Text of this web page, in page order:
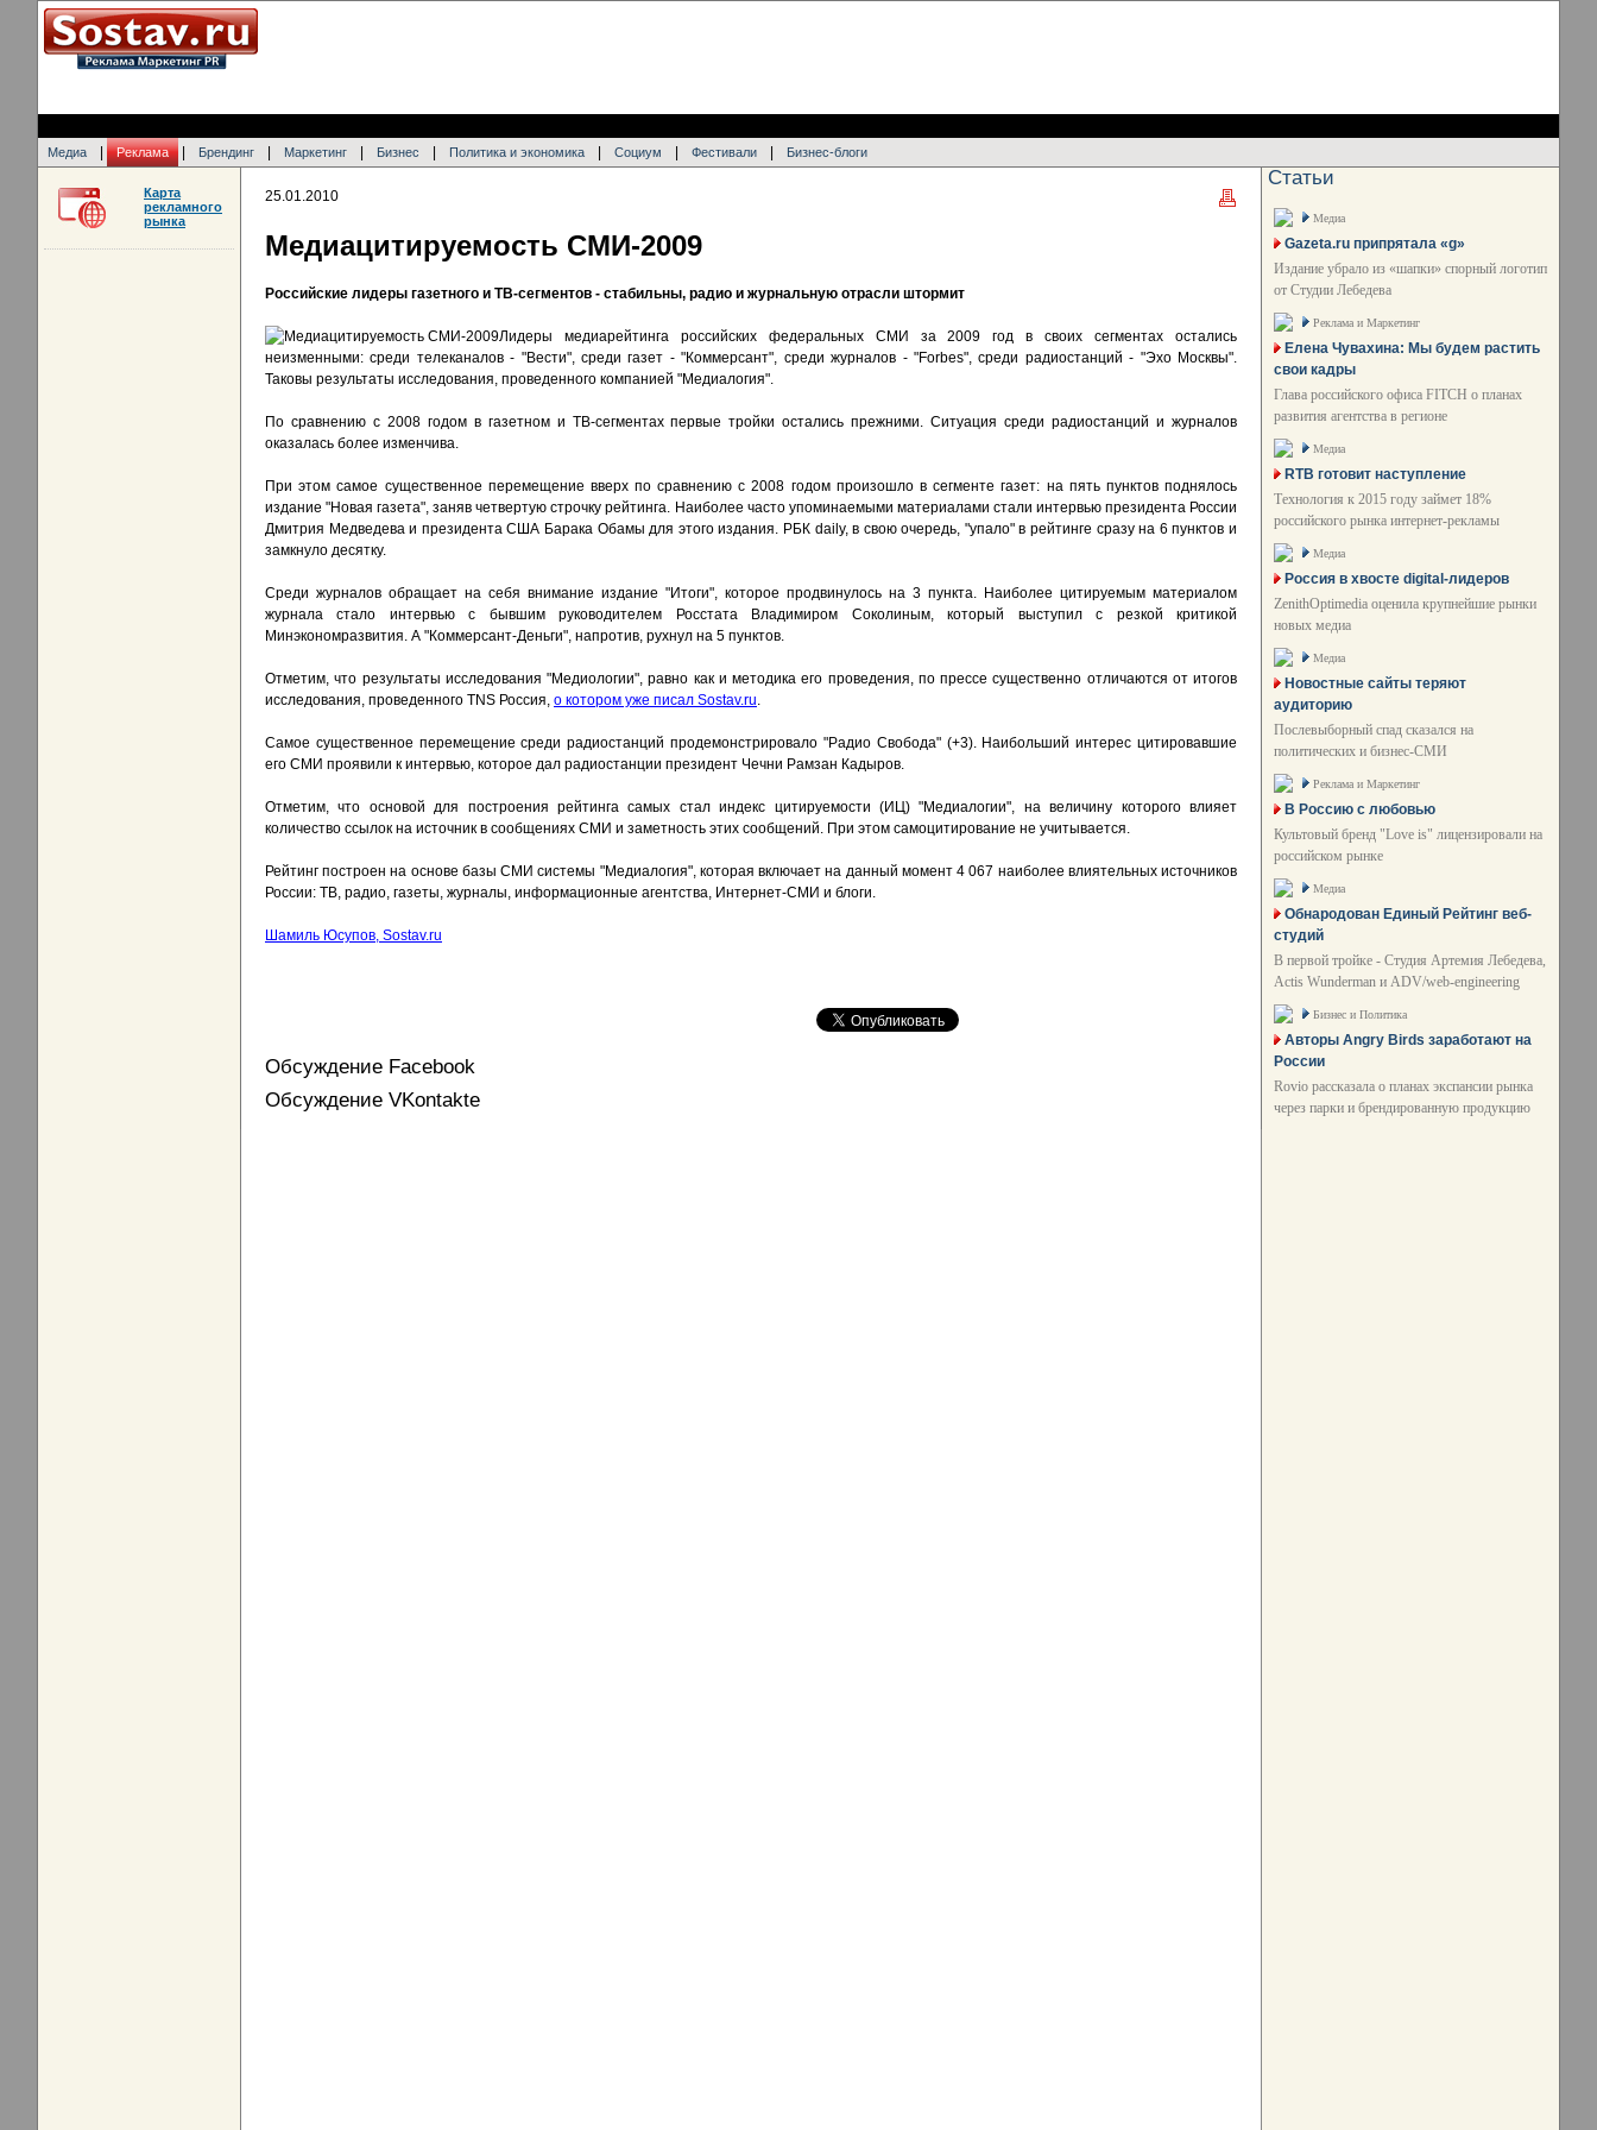
Медиа Реклама Брендинг Маркетинг Бизнес Политика и экономика Социум Фестивали Бизнес-блоги
25.01.2010
Медиацитируемость СМИ-2009
Российские лидеры газетного и ТВ-сегментов - стабильны, радио и журнальную отрасли штормит
Лидеры медиарейтинга российских федеральных СМИ за 2009 год в своих сегментах остались
неизменными: среди телеканалов - "Вести", среди газет - "Коммерсант", среди журналов - "Forbes", среди радиостанций - "Эхо Москвы".
Таковы результаты исследования, проведенного компанией "Медиалогия".
По сравнению с 2008 годом в газетном и ТВ-сегментах первые тройки остались прежними. Ситуация среди радиостанций и журналов
оказалась более изменчива.
При этом самое существенное перемещение вверх по сравнению с 2008 годом произошло в сегменте газет: на пять пунктов поднялось
издание "Новая газета", заняв четвертую строчку рейтинга. Наиболее часто упоминаемыми материалами стали интервью президента России
Дмитрия Медведева и президента США Барака Обамы для этого издания. РБК daily, в свою очередь, "упало" в рейтинге сразу на 6 пунктов и
замкнуло десятку.
Среди журналов обращает на себя внимание издание "Итоги", которое продвинулось на 3 пункта. Наиболее цитируемым материалом
журнала стало интервью с бывшим руководителем Росстата Владимиром Соколиным, который выступил с резкой критикой
Минэкономразвития. А "Коммерсант-Деньги", напротив, рухнул на 5 пунктов.
Отметим, что результаты исследования "Медиологии", равно как и методика его проведения, по прессе существенно отличаются от итогов
исследования, проведенного TNS Россия, о котором уже писал Sostav.ru.
Самое существенное перемещение среди радиостанций продемонстрировало "Радио Свобода" (+3). Наибольший интерес цитировавшие
его СМИ проявили к интервью, которое дал радиостанции президент Чечни Рамзан Кадыров.
Отметим, что основой для построения рейтинга самых стал индекс цитируемости (ИЦ) "Медиалогии", на величину которого влияет
количество ссылок на источник в сообщениях СМИ и заметность этих сообщений. При этом самоцитирование не учитывается.
Рейтинг построен на основе базы СМИ системы "Медиалогия", которая включает на данный момент 4 067 наиболее влиятельных источников
России: ТВ, радио, газеты, журналы, информационные агентства, Интернет-СМИ и блоги.
Шамиль Юсупов, Sostav.ru
Обсуждение Facebook
Обсуждение VKontakte
Карта
рекламного
рынка
Статьи
Медиа
Gazeta.ru припрятала «g»
Издание убрало из «шапки» спорный логотип
от Студии Лебедева
Реклама и Маркетинг
Елена Чувахина: Мы будем растить
свои кадры
Глава российского офиса FITCH о планах
развития агентства в регионе
Медиа
RTB готовит наступление
Технология к 2015 году займет 18%
российского рынка интернет-рекламы
Медиа
Россия в хвосте digital-лидеров
ZenithOptimedia оценила крупнейшие рынки
новых медиа
Медиа
Новостные сайты теряют
аудиторию
Послевыборный спад сказался на
политических и бизнес-СМИ
Реклама и Маркетинг
В Россию с любовью
Культовый бренд "Love is" лицензировали на
российском рынке
Медиа
Обнародован Единый Рейтинг веб-
студий
В первой тройке - Студия Артемия Лебедева,
Actis Wunderman и ADV/web-engineering
Бизнес и Политика
Авторы Angry Birds заработают на
России
Rovio рассказала о планах экспансии рынка
через парки и брендированную продукцию